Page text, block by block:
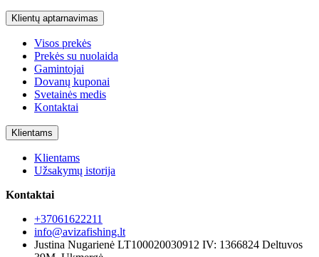
Klientų aptarnavimas
Visos prekės
Prekės su nuolaida
Gamintojai
Dovanų kuponai
Svetainės medis
Kontaktai
Klientams
Klientams
Užsakymų istorija
Kontaktai
+37061622211
info@avizafishing.lt
Justina Nugarienė LT100020030912 IV: 1366824 Deltuvos